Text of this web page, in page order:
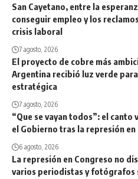
San Cayetano, entre la
conseguir empleo y los
crisis laboral
7 agosto, 2026
El proyecto de cobre más
Argentina recibió luz verde
estratégica
7 agosto, 2026
“Que se vayan todos”: el canto
el Gobierno tras la represión en
6 agosto, 2026
La represión en Congreso no
varios periodistas y fotógrafos